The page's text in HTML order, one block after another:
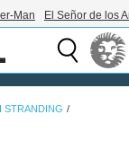
Man El Señor de los
STRANDING